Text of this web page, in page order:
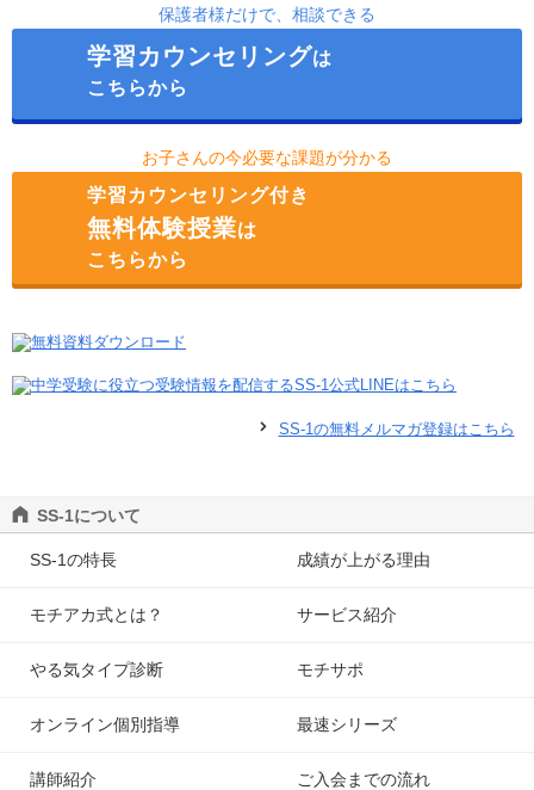
保護者様だけで、相談できる
学習カウンセリングは
こちらから
お子さんの今必要な課題が分かる
学習カウンセリング付き
無料体験授業は
こちらから
SS-1の無料メルマガ登録はこちら
SS-1について
SS-1の特長 成績が上がる理由
モチアカ式とは？ サービス紹介
やる気タイプ診断 モチサポ
オンライン個別指導 最速シリーズ
講師紹介 ご入会までの流れ